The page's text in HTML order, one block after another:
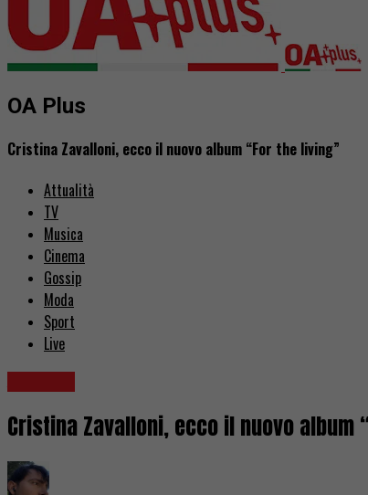
OA Plus
Cristina Zavalloni, ecco il nuovo album “For the living”
Attualità
TV
Musica
Cinema
Gossip
Moda
Sport
Live
Cristina Zavalloni, ecco il nuovo album